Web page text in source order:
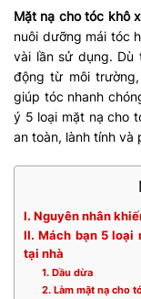
Mặt nạ cho tóc khô
nuôi dưỡng mái tóc
vài lần sử dụng. Dù
động từ môi
giúp tóc nhanh
ý 5 loại mặt nạ cho
an toàn, lành tính và
I. Nguyên nhân
II. Mách bạn 5 loại
tại nhà
1. Dầu dừa
2. Làm mặt nạ cho